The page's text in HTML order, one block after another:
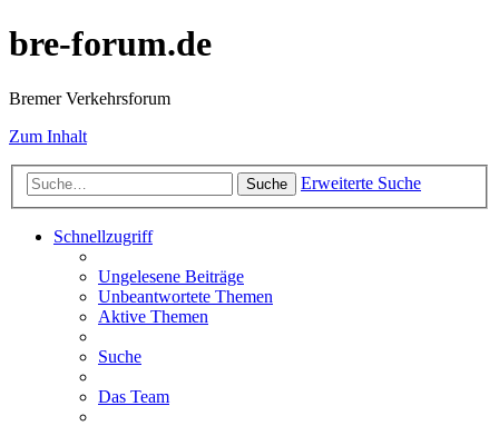
bre-forum.de
Bremer Verkehrsforum
Zum Inhalt
Suche Erweiterte Suche
Schnellzugriff
Ungelesene Beiträge
Unbeantwortete Themen
Aktive Themen
Suche
Das Team